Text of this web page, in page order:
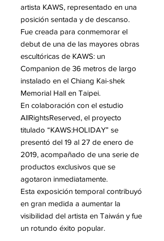
artista KAWS, representado en una
posición sentada y de descanso.
Fue creada para conmemorar el
debut de una de las mayores obras
escultóricas de KAWS: un
Companion de 36 metros de largo
instalado en el Chiang Kai-shek
Memorial Hall en Taipei.
En colaboración con el estudio
AllRightsReserved, el proyecto
titulado “KAWS:HOLIDAY” se
presentó del 19 al 27 de enero de
2019, acompañado de una serie de
productos exclusivos que se
agotaron inmediatamente.
Esta exposición temporal contribuyó
en gran medida a aumentar la
visibilidad del artista en Taiwán y fue
un rotundo éxito popular.